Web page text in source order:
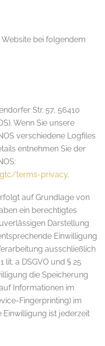
bei folgendem
Str. 57, 56410
Wenn Sie unsere
verschiedene Logfiles
entnehmen Sie der
terms-privacy.
auf Grundlage von
ein berechtigtes
Darstellung
Einwilligung
ausschließlich
lit. a DSGVO und § 25
die Speicherung
Informationen im
Fingerprinting) im
Einwilligung ist jederzeit